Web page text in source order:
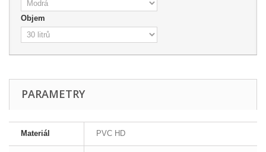
Objem
PARAMETRY
Materiál PVC HD